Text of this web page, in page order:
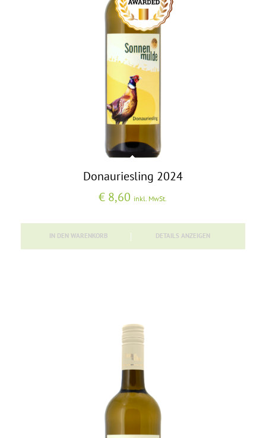
Donauriesling 2024
€ 8,60 inkl. MwSt.
IN DEN WARENKORB DETAILS ANZEIGEN